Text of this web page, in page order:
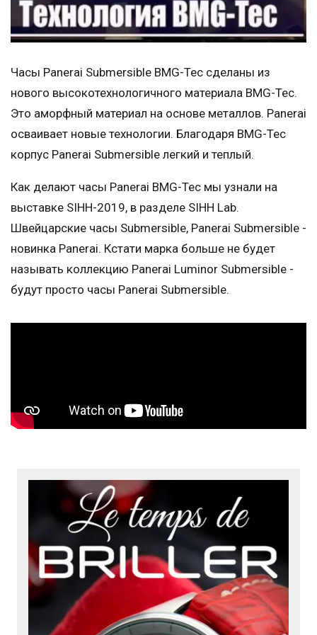
Часы Panerai Submersible BMG-Tec сделаны из
нового высокотехнологичного материала BMG-Tec.
Это аморфный материал на основе металлов. Panerai
осваивает новые технологии. Благодаря BMG-Tec
корпус Panerai Submersible легкий и теплый.
Как делают часы Panerai BMG-Tec мы узнали на
выставке SIHH-2019, в разделе SIHH Lab.
Швейцарские часы Submersible, Panerai Submersible -
новинка Panerai. Кстати марка больше не будет
называть коллекцию Panerai Luminor Submersible -
будут просто часы Panerai Submersible.